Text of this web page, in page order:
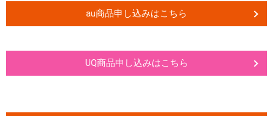
au商品申し込みはこちら
UQ商品申し込みはこちら